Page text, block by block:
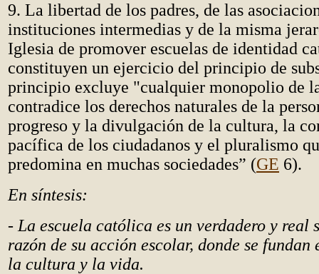
9. La libertad de los padres, de las
instituciones intermedias y de la misma
Iglesia de promover escuelas de identidad
constituyen un ejercicio del principio de
principio excluye "cualquier monopolio de
contradice los derechos naturales de la
progreso y la divulgación de la cultura, la
pacífica de los ciudadanos y el pluralismo
predomina en muchas sociedades” (GE 6).
En síntesis:
- La escuela católica es un verdadero y real
razón de su acción escolar, donde se
la cultura y la vida.